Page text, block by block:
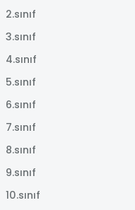
2.sınıf
3.sınıf
4.sınıf
5.sınıf
6.sınıf
7.sınıf
8.sınıf
9.sınıf
10.sınıf